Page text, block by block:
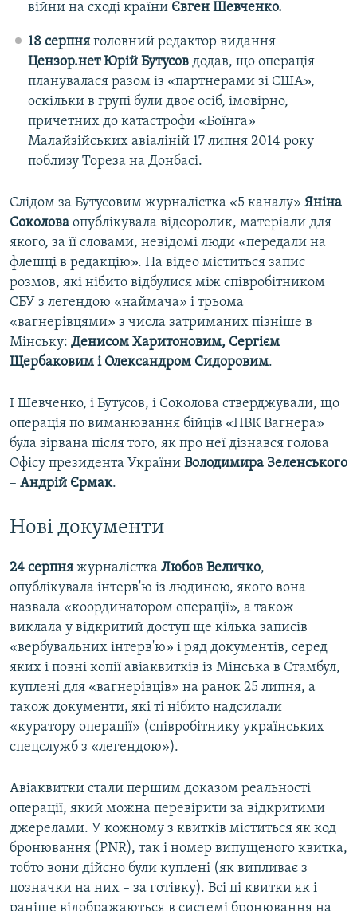
війни на сході країни Євген Шевченко.
18 серпняголовний редактор видання
Цензор.нет Юрій Бутусов додав, що операція
планувалася разом із «партнерами зі США»,
оскільки в групі були двоє осіб, імовірно,
причетних до катастрофи «Боїнга»
Малайзійських авіаліній 17 липня 2014 року
поблизу Тореза на Донбасі.
Слідом за Бутусовим журналістка «5 каналу» Яніна
Соколова опублікувала відеоролик, матеріали для
якого, за її словами, невідомі люди «передали на
флешці в редакцію». На відео міститься запис
розмов, які нібито відбулися між співробітником
СБУ з легендою «наймача» і трьома
«вагнерівцями» з числа затриманих пізніше в
Мінську: Денисом Харитоновим, Сергієм
Щербаковим і Олександром Сидоровим.
І Шевченко, і Бутусов, і Соколова стверджували, що
операція по виманювання бійців «ПВК Вагнера»
була зірвана після того, як про неї дізнався голова
Офісу президента України Володимира Зеленського
– Андрій Єрмак.
Нові документи
24 серпня журналістка Любов Величко,
опублікувала інтерв'ю із людиною, якого вона
назвала «координатором операції», а також
виклала у відкритий доступ ще кілька записів
«вербувальних інтерв'ю» і ряд документів, серед
яких і повні копії авіаквитків із Мінська в Стамбул,
куплені для «вагнерівців» на ранок 25 липня, а
також документи, які ті нібито надсилали
«куратору операції» (співробітнику українських
спецслужб з «легендою»).
Авіаквитки стали першим доказом реальності
операції, який можна перевірити за відкритими
джерелами. У кожному з квитків міститься як код
бронювання (PNR), так і номер випущеного квитка,
тобто вони дійсно були куплені (як випливає з
позначки на них – за готівку). Всі ці квитки як і